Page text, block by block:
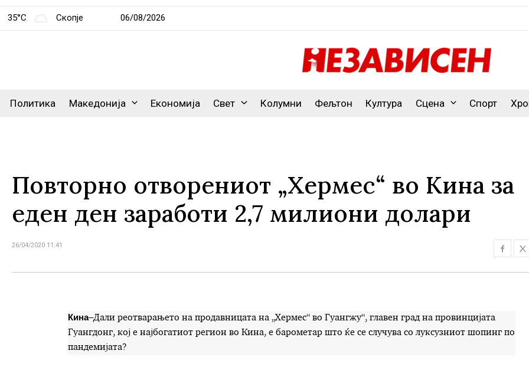
35°C Скопје 06/08/2026
Политика Македонија Економија Свет Колумни Фељтон Култура Сцена Спорт
Повторно отворениот „Хермес“ во Кина за
еден ден заработи 2,7 милиони долари
26/04/2020 11:41
Кина–Дали реотварањето на продавницата на „Хермес“ во Гуангжу“, главен град на провинцијата
Гуангдонг, кој е најбогатиот регион во Кинa, е барометар што ќе се случува со луксузниот шопинг по
пандемијата?